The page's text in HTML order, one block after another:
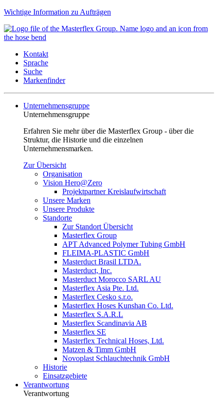
Wichtige Information zu Aufträgen
Kontakt
Sprache
Suche
Markenfinder
Unternehmensgruppe
Unternehmensgruppe
Erfahren Sie mehr über die Masterflex Group - über die
Struktur, die Historie und die einzelnen
Unternehmensmarken.
Zur Übersicht
Organisation
Vision Hero@Zero
Projektpartner Kreislaufwirtschaft
Unsere Marken
Unsere Produkte
Standorte
Zur Standort Übersicht
Masterflex Group
APT Advanced Polymer Tubing GmbH
FLEIMA-PLASTIC GmbH
Masterduct Brasil LTDA.
Masterduct, Inc.
Masterduct Morocco SARL AU
Masterflex Asia Pte. Ltd.
Masterflex Cesko s.r.o.
Masterflex Hoses Kunshan Co. Ltd.
Masterflex S.A.R.L
Masterflex Scandinavia AB
Masterflex SE
Masterflex Technical Hoses, Ltd.
Matzen & Timm GmbH
Novoplast Schlauchtechnik GmbH
Historie
Einsatzgebiete
Verantwortung
Verantwortung